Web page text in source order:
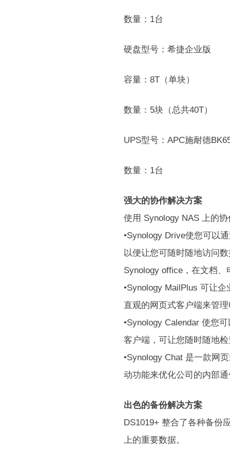
数量：1台
硬盘型号：希捷企业版
容量：8T（单块）
数量：5块（总共40T）
UPS型号：APC施耐德
数量：1台
强大的协作解决方案
使用 Synology NAS 上的
•Synology Drive使您可以
以便让您可随时随地访问
Synology office，在文档
•Synology MailPlus 可让
直观的网页式客户端来管
•Synology Calendar 使您
客户端，可让您随时随地
•Synology Chat 是一款网
动功能来优化公司的内部
出色的备份解决方案
DS1019+ 整合了各种备份
上的重要数据。